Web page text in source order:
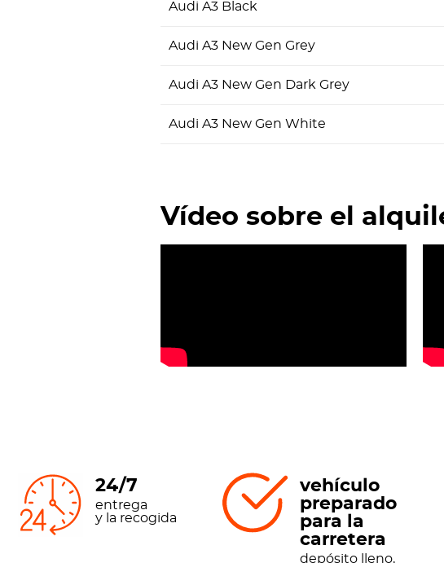
Audi A3 Black
Audi A3 New Gen Grey
Audi A3 New Gen Dark Grey
Audi A3 New Gen White
Vídeo sobre el
24/7
entrega
y la recogida
vehículo
preparado
para la
carretera
depósito lleno,